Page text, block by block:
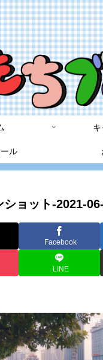
ル
ショット-2021-
Facebook
LINE